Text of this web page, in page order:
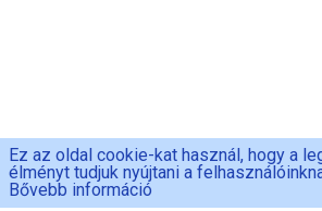
Ez az oldal cookie-kat használ, hogy a
élményt tudjuk nyújtani a
Bővebb információ